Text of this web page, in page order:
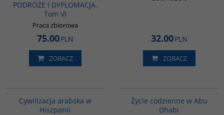
PODRÓŻE I DYPLOMACJA.
Tom VI
Praca zbiorowa
75.00PLN
ZOBACZ
32.00PLN
ZOBACZ
Cywilizacja arabska w
Hiszpanii
Życie codzienne w Abu
Dhabi